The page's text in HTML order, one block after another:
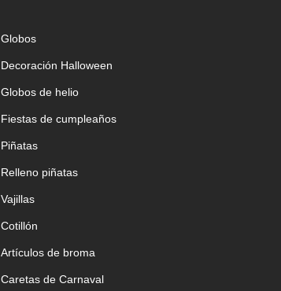
Globos
Decoración Halloween
Globos de helio
Fiestas de cumpleaños
Piñatas
Relleno piñatas
Vajillas
Cotillón
Artículos de broma
Caretas de Carnaval